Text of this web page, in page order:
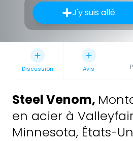
J'y suis allé
Discussion Avis
Steel Venom,
en acier à
Minnesota, États-